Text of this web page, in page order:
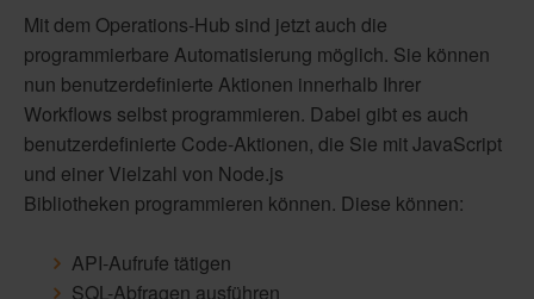
Mit dem Operations-Hub sind jetzt auch die
programmierbare Automatisierung möglich. Sie können
nun benutzerdefinierte Aktionen innerhalb Ihrer
Workflows selbst programmieren. Dabei gibt es auch
benutzerdefinierte Code-Aktionen, die Sie mit JavaScript
und einer Vielzahl von Node.js
Bibliotheken programmieren können. Diese können:
API-Aufrufe tätigen
SQL-Abfragen ausführen